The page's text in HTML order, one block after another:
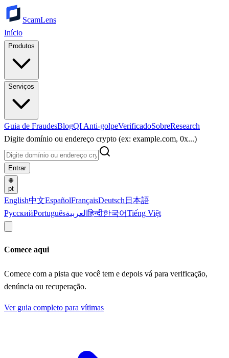
ScamLens
Início
Produtos
Serviços
Guia de FraudesBlogQI Anti-golpeVerificadoSobreResearch
Digite domínio ou endereço crypto (ex: example.com, 0x...)
Entrar
pt
English中文EspañolFrançaisDeutsch 日本語
РусскийPortuguêsالعربيةहिन्दी한국어Tiếng Việt
Comece aqui
Comece com a pista que você tem e depois vá para verificação,
denúncia ou recuperação.
Ver guia completo para vítimas